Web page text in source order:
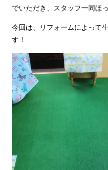
でいただき、スタッフ一同ほ
今回は、リフォームによって
す！